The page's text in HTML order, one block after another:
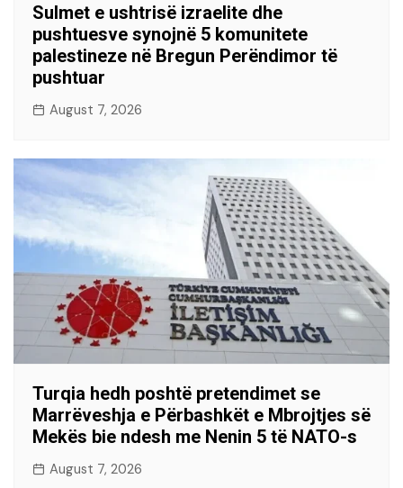
Sulmet e ushtrisë izraelite dhe
pushtuesve synojnë 5 komunitete
palestineze në Bregun Perëndimor të
pushtuar
August 7, 2026
Turqia hedh poshtë pretendimet se
Marrëveshja e Përbashkët e Mbrojtjes së
Mekës bie ndesh me Nenin 5 të NATO-s
August 7, 2026